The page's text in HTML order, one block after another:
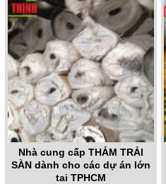
Nhà cung cấp THẢM TRẢI
SÀN dành cho các dự án lớn
tại TPHCM